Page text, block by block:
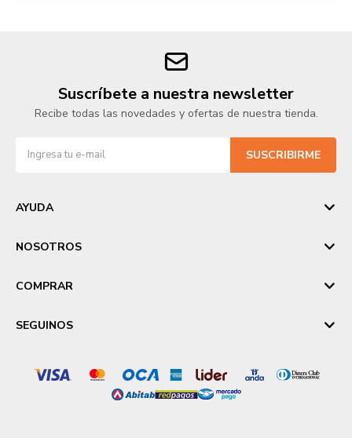
Suscríbete a nuestra newsletter
Recibe todas las novedades y ofertas de nuestra tienda.
SUSCRIBIRME
AYUDA
NOSOTROS
COMPRAR
SEGUINOS